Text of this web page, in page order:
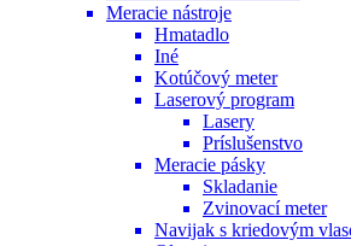
Meracie nástroje
Hmatadlo
Iné
Kotúčový meter
Laserový program
Lasery
Príslušenstvo
Meracie pásky
Skladanie
Zvinovací meter
Navijak s kriedovým